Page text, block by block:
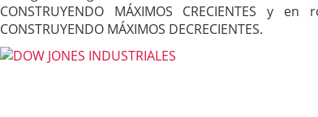
CONSTRUYENDO MÁXIMOS CRECIENTES y
CONSTRUYENDO MÁXIMOS DECRECIENTES.